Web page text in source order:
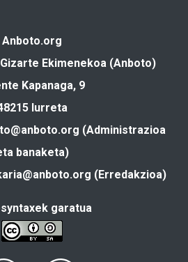
Anboto.org
Ekimenekoa (Anboto)
Kapanaga, 9
Iurreta
(Administrazioa
banaketa)
(Erredakzioa)
garatua